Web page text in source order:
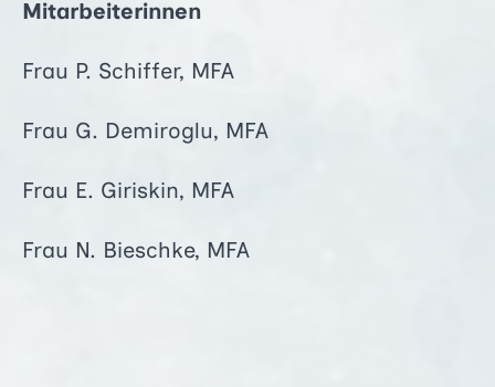
Mitarbeiterinnen
Frau P. Schiffer, MFA
Frau G. Demiroglu, MFA
Frau E. Giriskin, MFA
Frau N. Bieschke, MFA